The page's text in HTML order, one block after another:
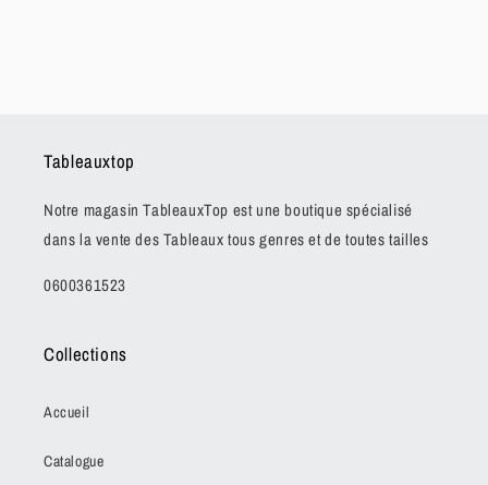
Tableauxtop
Notre magasin TableauxTop est une boutique spécialisé
dans la vente des Tableaux tous genres et de toutes tailles
0600361523
Collections
Accueil
Catalogue